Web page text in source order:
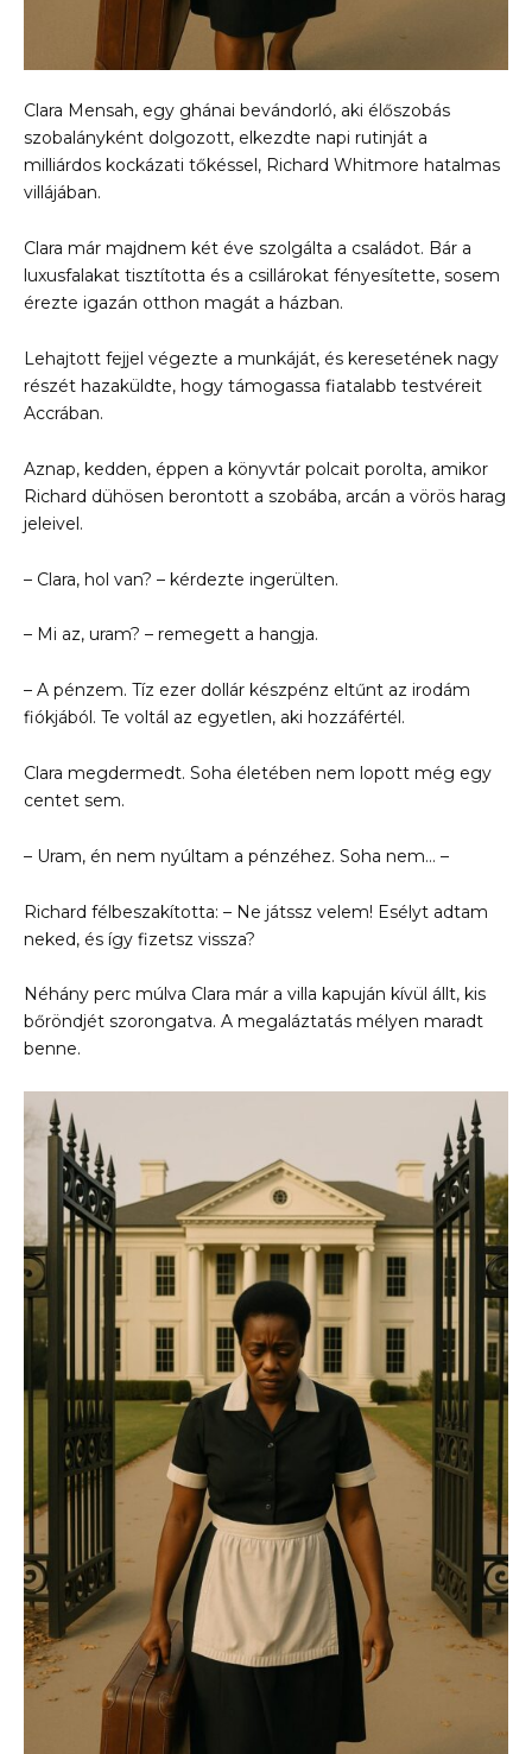
Clara Mensah, egy ghánai bevándorló, aki élőszobás
szobalányként dolgozott, elkezdte napi rutinját a
milliárdos kockázati tőkéssel, Richard Whitmore hatalmas
villájában.
Clara már majdnem két éve szolgálta a családot. Bár a
luxusfalakat tisztította és a csillárokat fényesítette, sosem
érezte igazán otthon magát a házban.
Lehajtott fejjel végezte a munkáját, és keresetének nagy
részét hazaküldte, hogy támogassa fiatalabb testvéreit
Accrában.
Aznap, kedden, éppen a könyvtár polcait porolta, amikor
Richard dühösen berontott a szobába, arcán a vörös harag
jeleivel.
– Clara, hol van? – kérdezte ingerülten.
– Mi az, uram? – remegett a hangja.
– A pénzem. Tíz ezer dollár készpénz eltűnt az irodám
fiókjából. Te voltál az egyetlen, aki hozzáfértél.
Clara megdermedt. Soha életében nem lopott még egy
centet sem.
– Uram, én nem nyúltam a pénzéhez. Soha nem… –
Richard félbeszakította: – Ne játssz velem! Esélyt adtam
neked, és így fizetsz vissza?
Néhány perc múlva Clara már a villa kapuján kívül állt, kis
bőröndjét szorongatva. A megaláztatás mélyen maradt
benne.